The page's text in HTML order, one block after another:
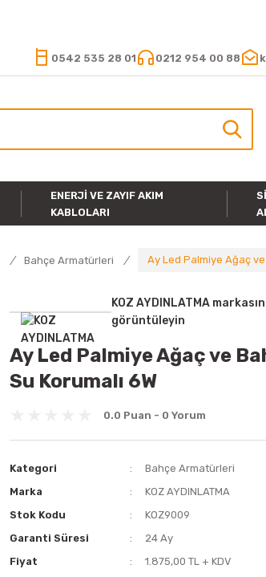
0542 535 28 01 0212 954 00 88
ENERJI VE ZAYIF AKIM
KABLOLARI
Bahçe Armatürleri Ay Led Palmiye Ağaç
KOZ AYDINLATMA
görüntüleyin
Ay Led Palmiye Ağaç ve
Su Korumalı 6W
0.0 Puan - 0 Yorum
Kategori
Bahçe Armatürleri
Marka
KOZ AYDINLATMA
Stok Kodu
KOZ9009
Garanti Süresi
24 Ay
Fiyat
1.875,00 TL + KDV